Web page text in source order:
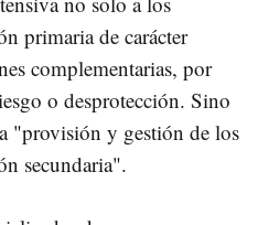
primaria de carácter
complementarias, por
o desprotección. Sino
"provisión y gestión de los
secundaria".